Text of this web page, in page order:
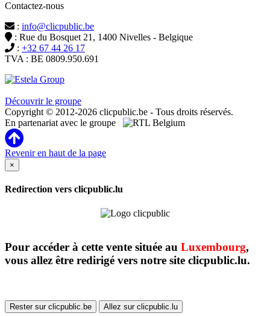
Contactez-nous
: info@clicpublic.be
: Rue du Bosquet 21, 1400 Nivelles - Belgique
: +32 67 44 26 17
TVA : BE 0809.950.691
Découvrir le groupe
Copyright © 2012-2026 clicpublic.be - Tous droits réservés.
En partenariat avec le groupe
Revenir en haut de la page
×
Redirection vers clicpublic.lu
Pour accéder à cette vente située au Luxembourg,
vous allez être redirigé vers notre site clicpublic.lu.
Rester sur clicpublic.be Allez sur clicpublic.lu